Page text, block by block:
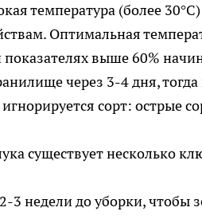
температура (более 30°C)
Оптимальная
выше 60%
через 3-4 дня,
сорт: острые
существует несколько
3 недели до уборки, чтобы